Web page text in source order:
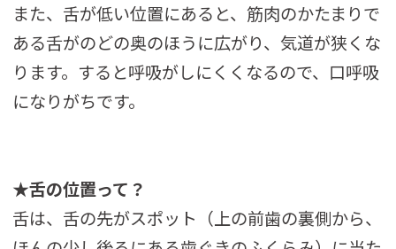
また、舌が低い位置にあると、筋肉のかたまりで
ある舌がのどの奥のほうに広がり、気道が狭くな
ります。すると呼吸がしにくくなるので、口呼吸
になりがちです。
★舌の位置って？
舌は、舌の先がスポット（上の前歯の裏側から、